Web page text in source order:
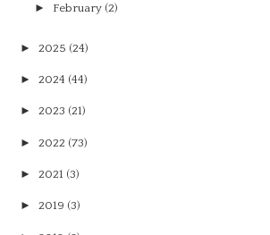
► February (2)
►2025 (24)
►2024 (44)
►2023 (21)
►2022 (73)
►2021 (3)
►2019 (3)